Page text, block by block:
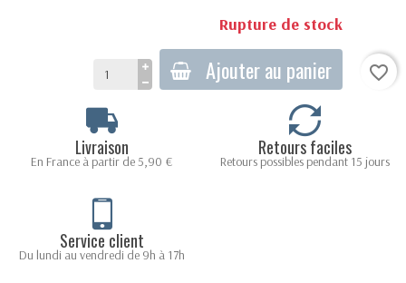
Rupture de stock
Ajouter au panier favorite_border
Livraison
En France à partir de 5,90 €
Retours faciles
Retours possibles pendant 15 jours
Service client
Du lundi au vendredi de 9h à 17h